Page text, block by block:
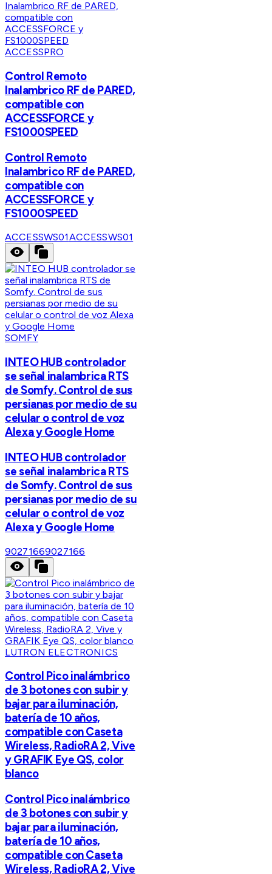
ACCESSPRO
Control Remoto
Inalambrico RF de PARED,
compatible con
ACCESSFORCE y
FS1000SPEED
Control Remoto
Inalambrico RF de PARED,
compatible con
ACCESSFORCE y
FS1000SPEED
ACCESSWS01ACCESSWS01
SOMFY
INTEO HUB controlador
se señal inalambrica RTS
de Somfy. Control de sus
persianas por medio de su
celular o control de voz
Alexa y Google Home
INTEO HUB controlador
se señal inalambrica RTS
de Somfy. Control de sus
persianas por medio de su
celular o control de voz
Alexa y Google Home
90271669027166
LUTRON ELECTRONICS
Control Pico inalámbrico
de 3 botones con subir y
bajar para iluminación,
batería de 10 años,
compatible con Caseta
Wireless, RadioRA 2, Vive
y GRAFIK Eye QS, color
blanco
Control Pico inalámbrico
de 3 botones con subir y
bajar para iluminación,
batería de 10 años,
compatible con Caseta
Wireless, RadioRA 2, Vive